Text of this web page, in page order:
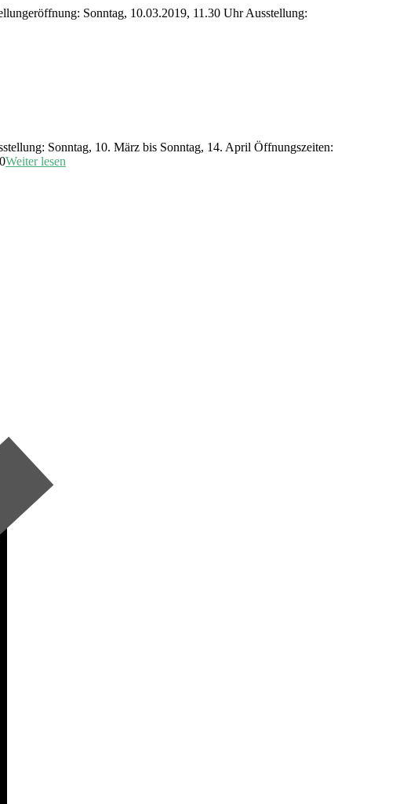
Sonntag, 10.03.2019, 11.30 Uhr Ausstellung:
Sonntag, 10. März bis Sonntag, 14. April Öffnungszeiten:
Weiter lesen